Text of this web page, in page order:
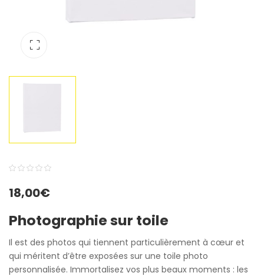
out
based
on
customer
ratings
18,00€
Photographie sur toile
Il est des photos qui tiennent particulièrement à cœur et
qui méritent d’être exposées sur une toile photo
personnalisée. Immortalisez vos plus beaux moments : les